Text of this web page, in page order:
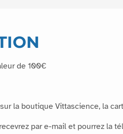
de 100€
la boutique Vittascience, la
par e-mail et pourrez la